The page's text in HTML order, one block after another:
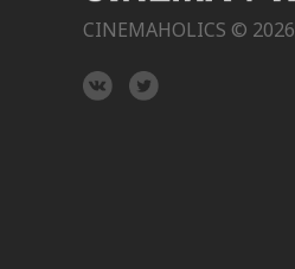
CINEMAHOLICS © 2026